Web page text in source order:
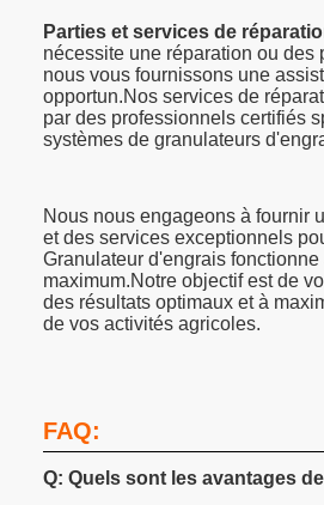
Parties et services de
nécessite une réparation ou des
nous vous fournissons une
opportun.Nos services de
par des professionnels certifiés
systèmes de granulateurs
Nous nous engageons à fournir
et des services exceptionnels
Granulateur d'engrais fonctionne
maximum.Notre objectif est de
des résultats optimaux et à
de vos activités agricoles.
FAQ:
Q: Quels sont les avantages